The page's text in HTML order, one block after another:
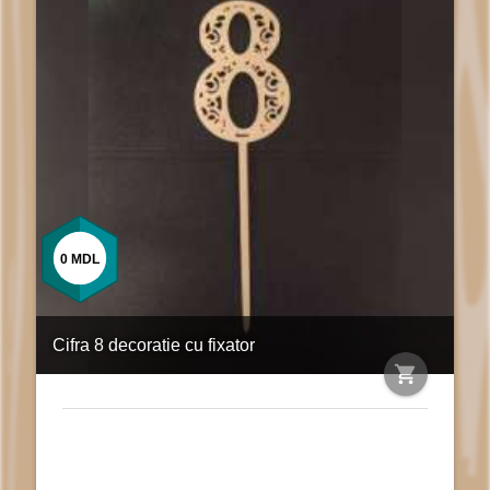
Cifra 8 decoratie cu fixator
shopping_cart
0 MDL